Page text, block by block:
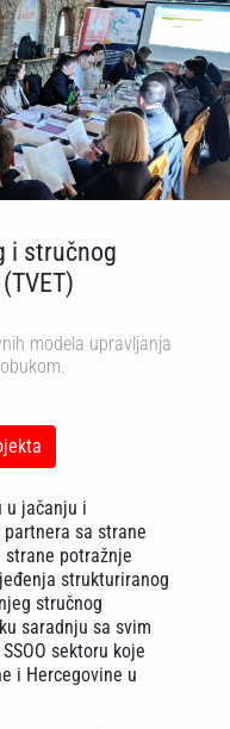
i stručnog
modela upravljanja
u jačanju i
sa strane
strane potražnje
strukturiranog
stručnog
saradnju sa svim
sektoru koje
i Hercegovine u